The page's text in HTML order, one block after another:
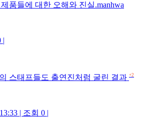
품들에 대한 오해와 진실.manhwa
|
스태프들도 출연진처럼 굴린 결과 +2
| 조회 0 |